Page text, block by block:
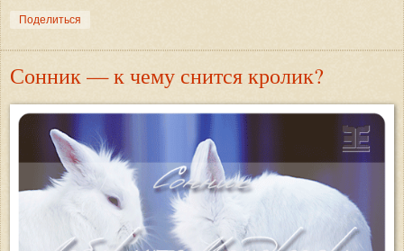
Поделиться
Сонник — к чему снится кролик?